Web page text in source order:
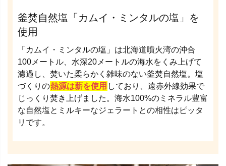
釜焚自然塩「カムイ・ミンタルの塩」を
使用
「カムイ・ミンタルの塩」は北海道噴火湾の沖合
100メートル、水深20メートルの海水をくみ上げて
濾過し、焚いた柔らかく雑味のない釜焚自然塩。塩
づくりの熱源は薪を使用 しており、遠赤外線効果で
じっくり焚き上げました。海水100%のミネラル豊富
な自然塩とミルキーなジェラートとの相性はピッタ
リです。